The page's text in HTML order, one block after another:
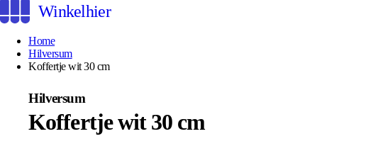
Winkelhier
Home
Hilversum
Koffertje wit 30 cm
Hilversum
Koffertje wit 30 cm